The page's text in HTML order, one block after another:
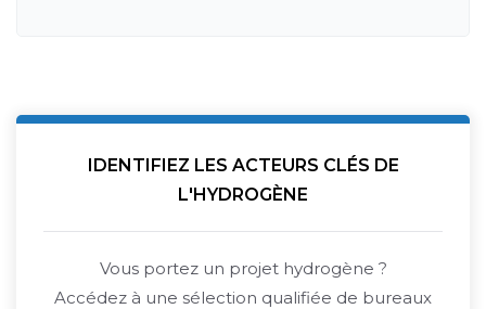
IDENTIFIEZ LES ACTEURS CLÉS DE
L'HYDROGÈNE
Vous portez un projet hydrogène ?
Accédez à une sélection qualifiée de bureaux